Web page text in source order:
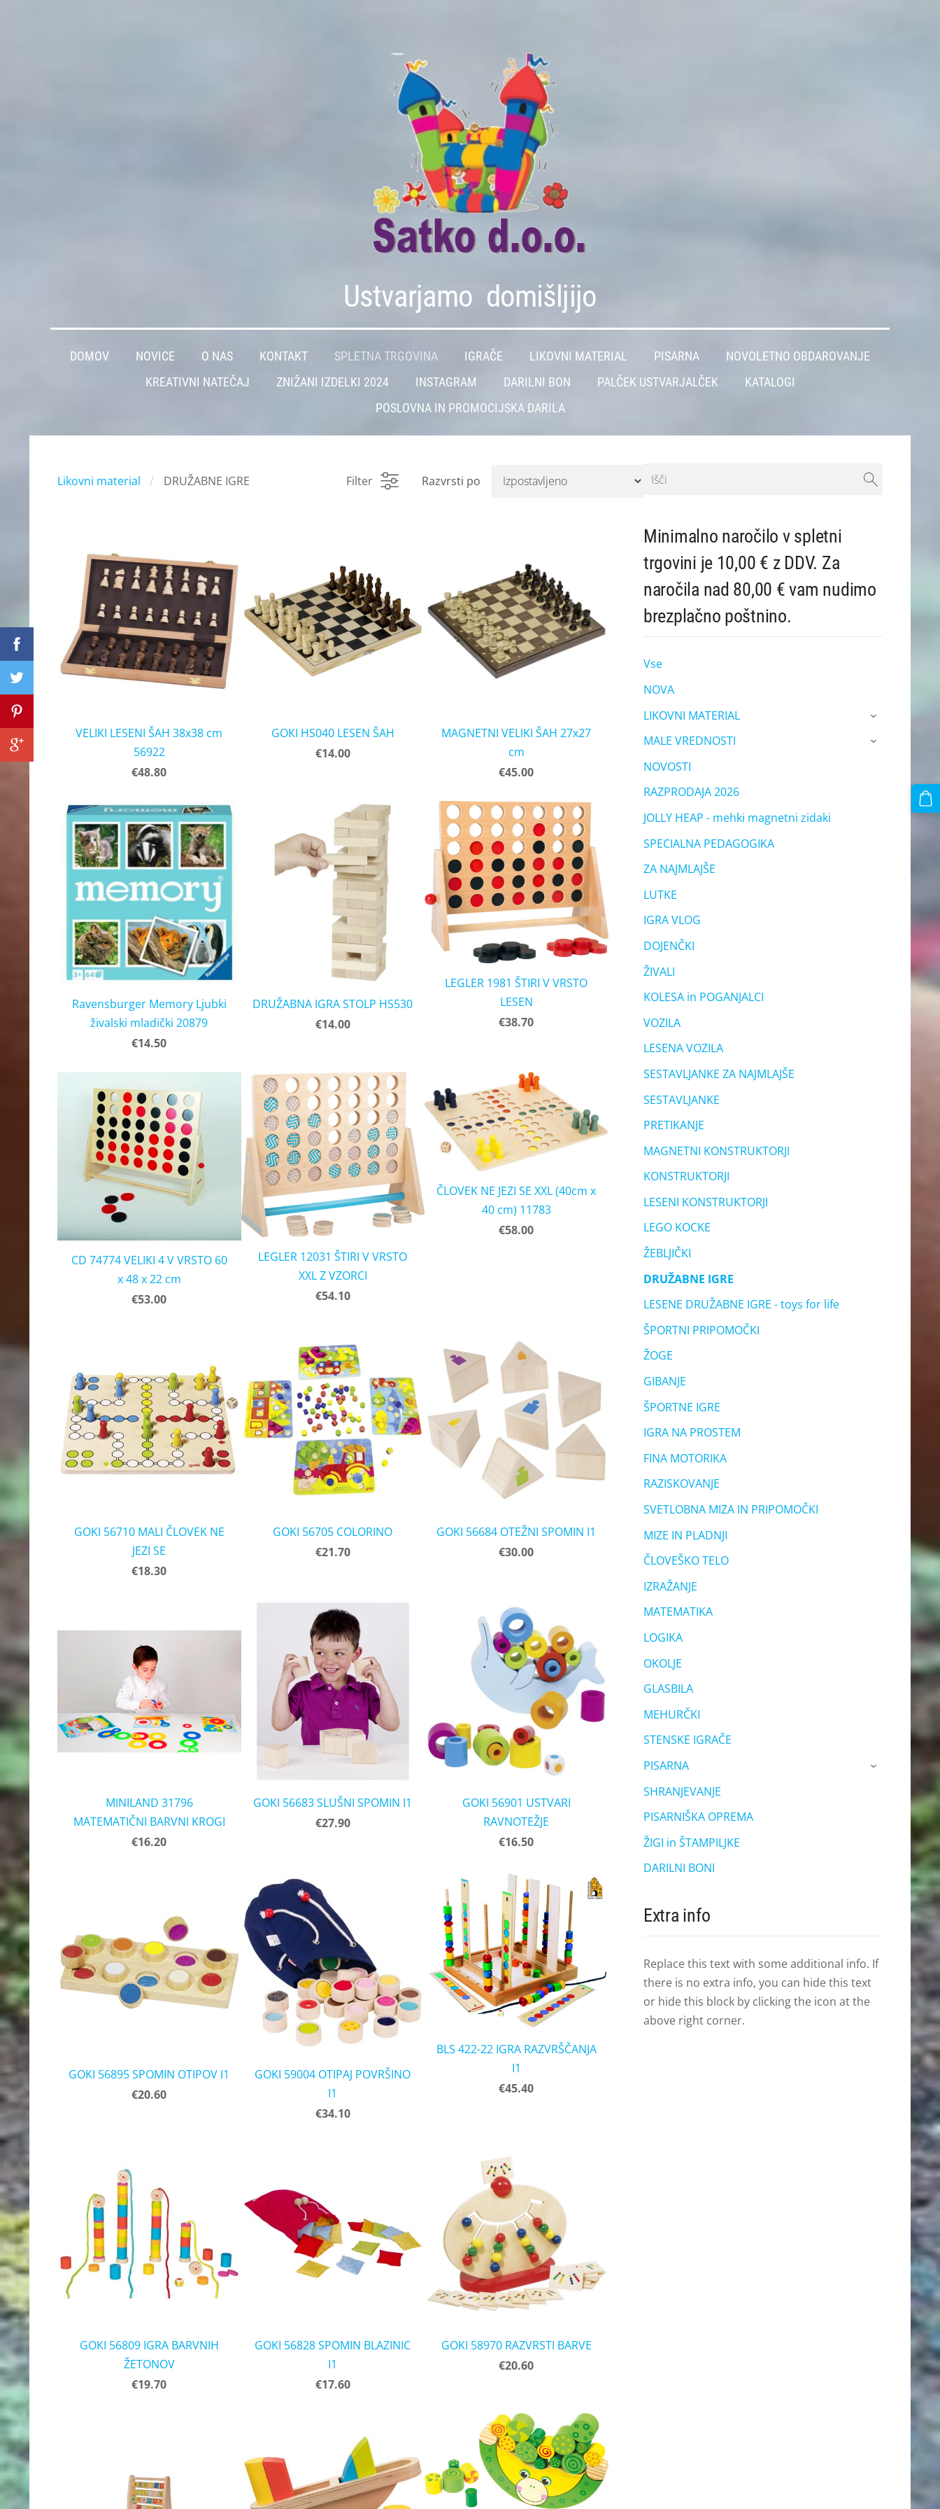
Ustvarjamo domišljijo
DOMOV NOVICE O NAS KONTAKT SPLETNA TRGOVINA IGRAČE LIKOVNI MATERIAL PISARNA
NOVOLETNO OBDAROVANJE
KREATIVNI NATEČAJ
ZNIŽANI IZDELKI 2024 INSTAGRAM DARILNI BON PALČEK USTVARJALČEK
KATALOGI
POSLOVNA IN PROMOCIJSKA DARILA
Minimalno naročilo v spletni
trgovini je 10,00 € z DDV. Za
naročila nad 80,00 € vam nudimo
brezplačno poštnino.
Vse
NOVA
LIKOVNI MATERIAL
›
MALE VREDNOSTI ›
NOVOSTI
RAZPRODAJA 2026
JOLLY HEAP - mehki magnetni zidaki
SPECIALNA PEDAGOGIKA
ZA NAJMLAJŠE
LUTKE
IGRA VLOG
DOJENČKI
ŽIVALI
KOLESA in POGANJALCI
VOZILA
LESENA VOZILA
SESTAVLJANKE ZA NAJMLAJŠE
SESTAVLJANKE
PRETIKANJE
MAGNETNI KONSTRUKTORJI
KONSTRUKTORJI
LESENI KONSTRUKTORJI
LEGO KOCKE
ŽEBLJIČKI
DRUŽABNE IGRE
LESENE DRUŽABNE IGRE - toys for life
ŠPORTNI PRIPOMOČKI
ŽOGE
GIBANJE
ŠPORTNE IGRE
IGRA NA PROSTEM
FINA MOTORIKA
RAZISKOVANJE
SVETLOBNA MIZA IN PRIPOMOČKI
MIZE IN PLADNJI
ČLOVEŠKO TELO
IZRAŽANJE
MATEMATIKA
LOGIKA
OKOLJE
GLASBILA
MEHURČKI
STENSKE IGRAČE
PISARNA
›
SHRANJEVANJE
PISARNIŠKA OPREMA
ŽIGI in ŠTAMPILJKE
DARILNI BONI
Extra info
Replace this text with some additional info. If
there is no extra info, you can hide this text
or hide this block by clicking the icon at the
above right corner.
Likovni material DRUŽABNE IGRE Filter Razvrsti po
VELIKI LESENI ŠAH 38x38 cm
56922
€48.80
GOKI HS040 LESEN ŠAH
€14.00
MAGNETNI VELIKI ŠAH 27x27
cm
€45.00
Ravensburger Memory Ljubki
živalski mladički 20879
€14.50
DRUŽABNA IGRA STOLP HS530
€14.00
LEGLER 1981 ŠTIRI V VRSTO
LESEN
€38.70
CD 74774 VELIKI 4 V VRSTO 60
x 48 x 22 cm
€53.00
LEGLER 12031 ŠTIRI V VRSTO
XXL Z VZORCI
€54.10
ČLOVEK NE JEZI SE XXL (40cm x
40 cm) 11783
€58.00
GOKI 56710 MALI ČLOVEK NE
JEZI SE
€18.30
GOKI 56705 COLORINO
€21.70
GOKI 56684 OTEŽNI SPOMIN I1
€30.00
MINILAND 31796
MATEMATIČNI BARVNI KROGI
€16.20
GOKI 56683 SLUŠNI SPOMIN I1
€27.90
GOKI 56901 USTVARI
RAVNOTEŽJE
€16.50
GOKI 56895 SPOMIN OTIPOV I1
€20.60
GOKI 59004 OTIPAJ POVRŠINO
I1
€34.10
BLS 422-22 IGRA RAZVRŠČANJA
I1
€45.40
GOKI 56809 IGRA BARVNIH
ŽETONOV
€19.70
GOKI 56828 SPOMIN BLAZINIC
I1
€17.60
GOKI 58970 RAZVRSTI BARVE
€20.60